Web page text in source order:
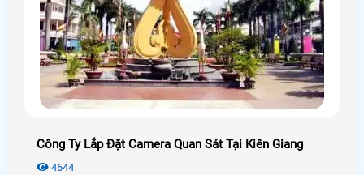
Công Ty Lắp Đặt Camera Quan Sát Tại Kiên Giang
4644